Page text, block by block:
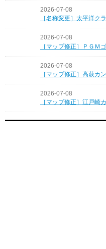
2026-07-08
［名称変更］太平洋ク
2026-07-08
［マップ修正］ＰＧＭ
2026-07-08
［マップ修正］高萩カ
2026-07-08
［マップ修正］江戸崎